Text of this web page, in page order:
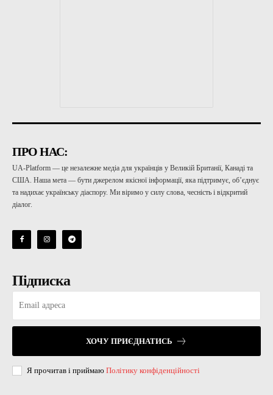
ПРО НАС:
UA-Platform — це незалежне медіа для українців у Великій Британії, Канаді та
США. Наша мета — бути джерелом якісної інформації, яка підтримує, об’єднує
та надихає українську діаспору. Ми віримо у силу слова, чесність і відкритий
діалог.
Підписка
ХОЧУ ПРИЄДНАТИСЬ
Я прочитав і приймаю Політику конфіденційності